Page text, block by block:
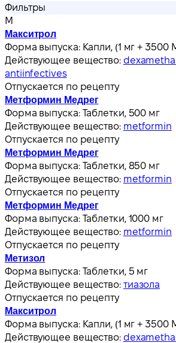
Фильтры
М
Макситрол
Форма выпуска: Капли, (1 мг +
Действующее вещество:
antiinfectives
Отпускается по рецепту
Метформин Медрег
Форма выпуска: Таблетки, 500 мг
Действующее вещество: metformin
Отпускается по рецепту
Метформин Медрег
Форма выпуска: Таблетки, 850 мг
Действующее вещество: metformin
Отпускается по рецепту
Метформин Медрег
Форма выпуска: Таблетки, 1000 мг
Действующее вещество: metformin
Отпускается по рецепту
Метизол
Форма выпуска: Таблетки, 5 мг
Действующее вещество: тиазола
Отпускается по рецепту
Макситрол
Форма выпуска: Капли, (1 мг +
Действующее вещество: